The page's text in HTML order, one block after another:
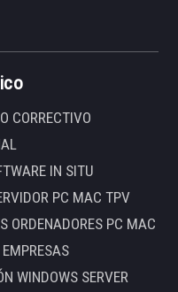
CORRECTIVO
IN SITU
PC MAC TPV
ORDENADORES PC MAC
WINDOWS SERVER